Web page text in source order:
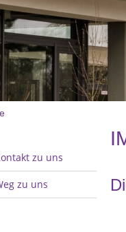
zu uns
zu uns